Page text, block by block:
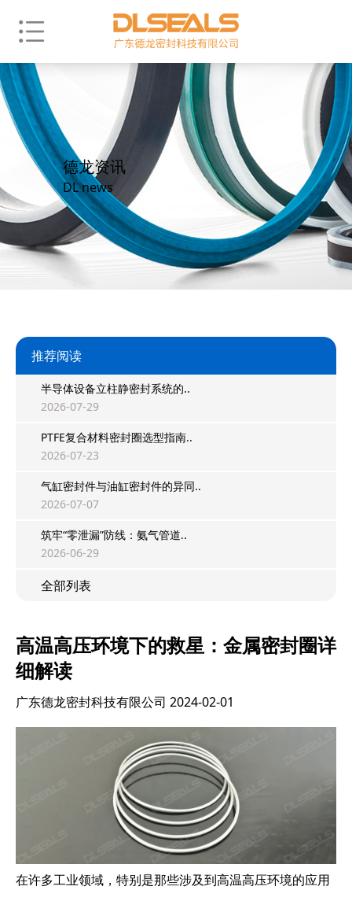
德龙资讯
DL news
推荐阅读
半导体设备立柱静密封系统的..
2026-07-29
PTFE复合材料密封圈选型指南..
2026-07-23
气缸密封件与油缸密封件的异同..
2026-07-07
筑牢“零泄漏”防线：氨气管道..
2026-06-29
全部列表
高温高压环境下的救星：金属密封圈详
细解读
广东德龙密封科技有限公司 2024-02-01
在许多工业领域，特别是那些涉及到高温高压环境的应用